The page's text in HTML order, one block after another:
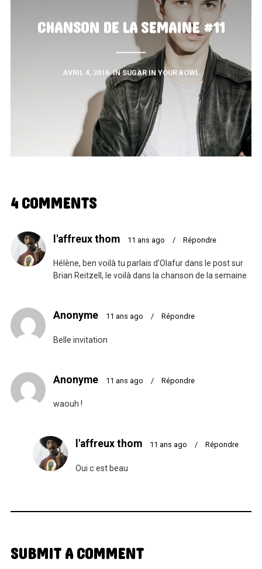
CHANSON DE LA SEMAINE #11
AVRIL 4, 2016 INSUGAR IN YOUR BOWL
4 COMMENTS
l'affreux thom 11 ans ago / Répondre
Hélène, ben voilà tu parlais d’Olafur dans le post sur
Brian Reitzell, le voilà dans la chanson de la semaine
Anonyme 11 ans ago / Répondre
Belle invitation
Anonyme 11 ans ago / Répondre
waouh !
l'affreux thom 11 ans ago / Répondre
Oui c est beau
SUBMIT A COMMENT